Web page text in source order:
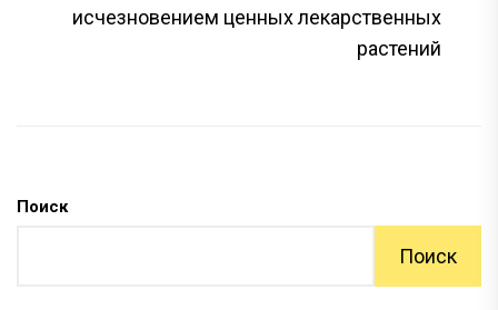
исчезновением ценных лекарственных
растений
Поиск
Поиск